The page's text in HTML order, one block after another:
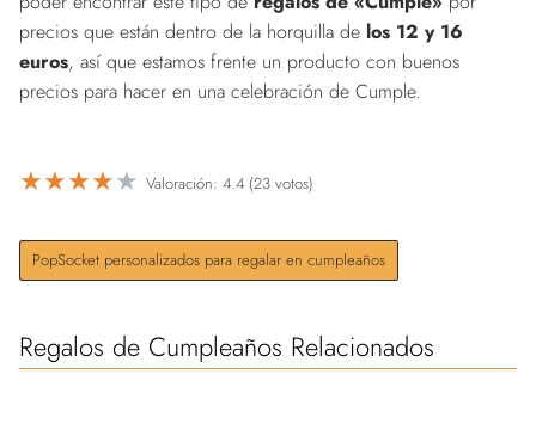
precios que están dentro de la horquilla de los 12 y 16
euros, así que estamos frente un producto con buenos
precios para hacer en una celebración de Cumple.
★★★★★ Valoración: 4.4 (23 votos)
PopSocket personalizados para regalar en cumpleaños
Regalos de Cumpleaños Relacionados